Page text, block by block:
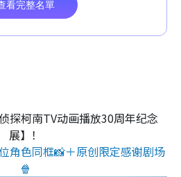
探柯南TV动画播放30周年纪念
展】！
角色同框📸＋原创限定感谢剧场
🍿